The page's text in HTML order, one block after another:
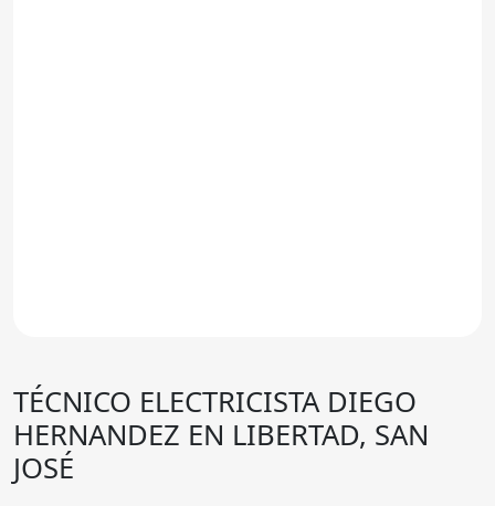
TÉCNICO ELECTRICISTA DIEGO
HERNANDEZ EN LIBERTAD, SAN
JOSÉ